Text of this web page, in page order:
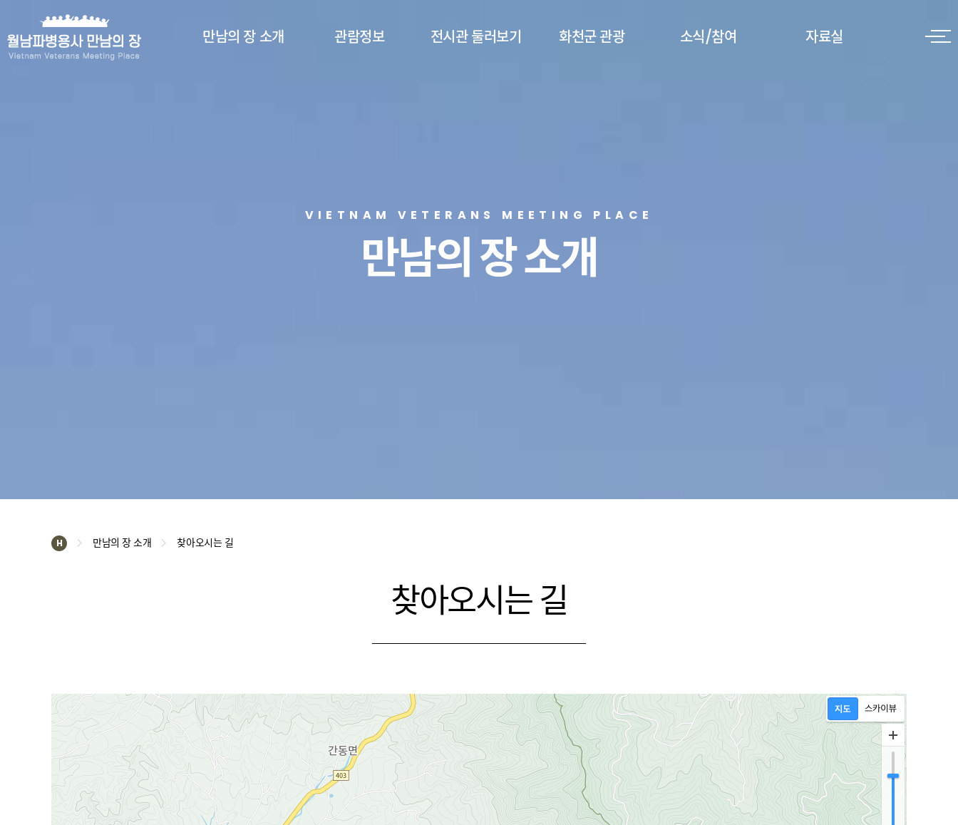
만남의 장 소개 관람정보 전시관 둘러보기 화천군 관광 소식/참여 자료실
VIETNAM VETERANS MEETING PLACE
만남의 장 소개
H 만남의 장 소개 찾아오시는 길
찾아오시는 길